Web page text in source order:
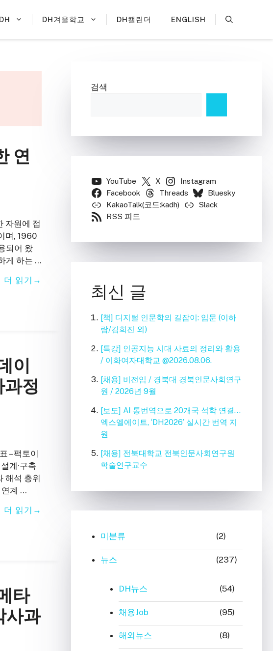
DH겨울학교 DH캘린더 ENGLISH
연
자원에 접
며, 1960
되어 왔
게 하는 …
더 읽기
이
정
– 팩토이
계·구축
해석 층위
연계 …
더 읽기
타
사과
검색
YouTube X
Instagram
Facebook
Threads
Bluesky
KakaoTalk(코드:kadh)
Slack
RSS 피드
최신 글
[책] 디지털 인문학의 길잡이: 입문 (이하
람/김희진 외)
[특강] 인공지능 시대 사료의 정리와 활용
/ 이화여자대학교 @2026.08.06.
[채용] 비전임 / 경북대 경북인문사회연구
원 / 2026년 9월
[보도] AI 통번역으로 20개국 석학 연결…
엑스엘에이트, ‘DH2026’ 실시간 번역 지
원
[채용] 전북대학교 전북인문사회연구원
학술연구교수
미분류 (2)
뉴스 (237)
DH뉴스 (54)
채용Job (95)
해외뉴스 (8)